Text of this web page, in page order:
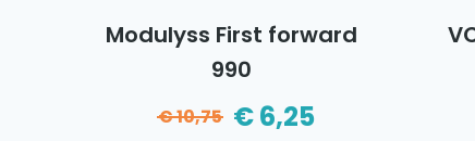
Modulyss First forward
990
€10,75 €6,25